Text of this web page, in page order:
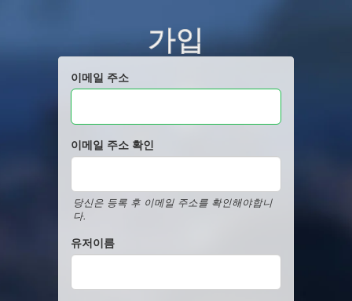
가입
이메일 주소
이메일 주소 확인
당신은 등록 후 이메일 주소를 확인해야합니
다.
유저이름